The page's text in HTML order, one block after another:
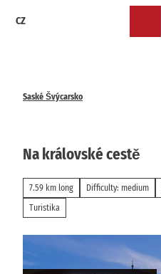
CZ
Saské Švýcarsko
Na královské cestě
7.59 km long Difficulty: medium
Turistika